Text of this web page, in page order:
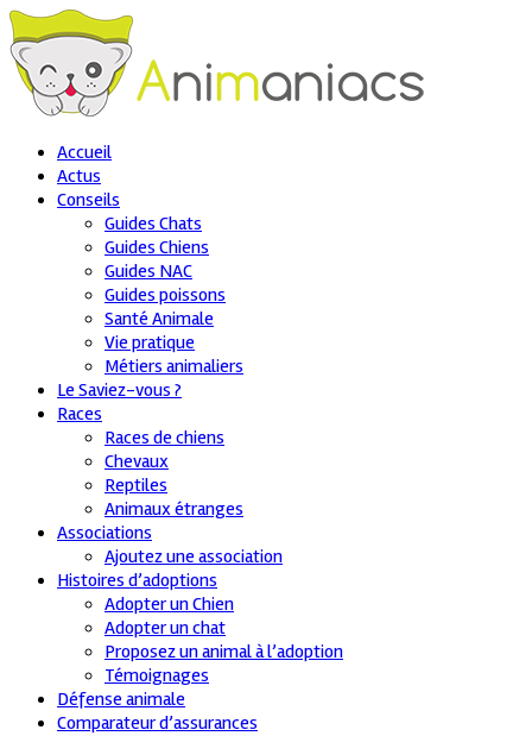
Accueil
Actus
Conseils
Guides Chats
Guides Chiens
Guides NAC
Guides poissons
Santé Animale
Vie pratique
Métiers animaliers
Le Saviez-vous ?
Races
Races de chiens
Chevaux
Reptiles
Animaux étranges
Associations
Ajoutez une association
Histoires d’adoptions
Adopter un Chien
Adopter un chat
Proposez un animal à l’adoption
Témoignages
Défense animale
Comparateur d’assurances